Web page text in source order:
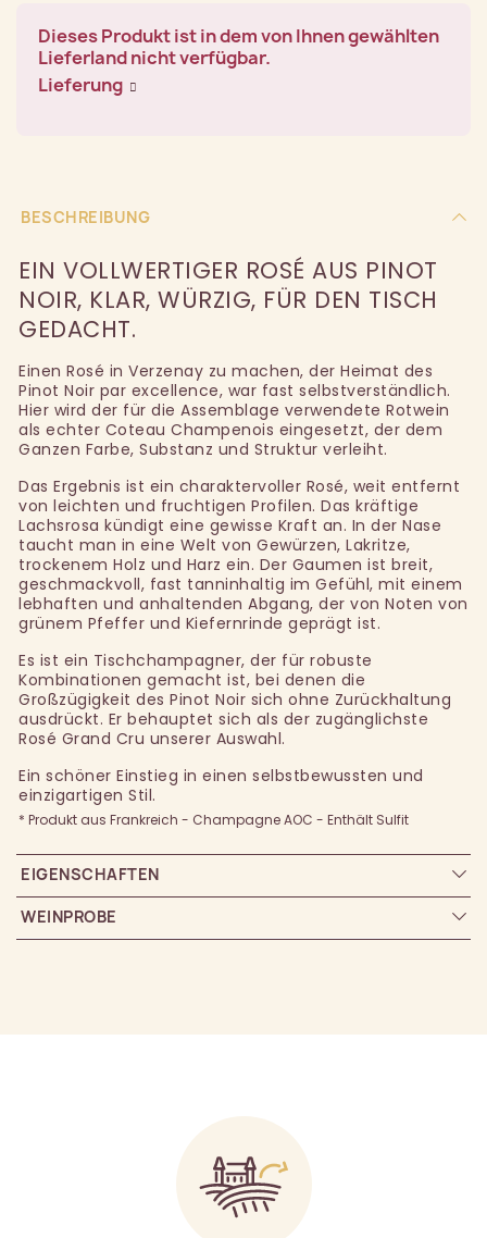
Dieses Produkt ist in dem von Ihnen gewählten
Lieferland nicht verfügbar.
Lieferung
BESCHREIBUNG
EIN VOLLWERTIGER ROSÉ AUS PINOT
NOIR, KLAR, WÜRZIG, FÜR DEN TISCH
GEDACHT.
Einen Rosé in Verzenay zu machen, der Heimat des
Pinot Noir par excellence, war fast selbstverständlich.
Hier wird der für die Assemblage verwendete Rotwein
als echter Coteau Champenois eingesetzt, der dem
Ganzen Farbe, Substanz und Struktur verleiht.
Das Ergebnis ist ein charaktervoller Rosé, weit entfernt
von leichten und fruchtigen Profilen. Das kräftige
Lachsrosa kündigt eine gewisse Kraft an. In der Nase
taucht man in eine Welt von Gewürzen, Lakritze,
trockenem Holz und Harz ein. Der Gaumen ist breit,
geschmackvoll, fast tanninhaltig im Gefühl, mit einem
lebhaften und anhaltenden Abgang, der von Noten von
grünem Pfeffer und Kiefernrinde geprägt ist.
Es ist ein Tischchampagner, der für robuste
Kombinationen gemacht ist, bei denen die
Großzügigkeit des Pinot Noir sich ohne Zurückhaltung
ausdrückt. Er behauptet sich als der zugänglichste
Rosé Grand Cru unserer Auswahl.
Ein schöner Einstieg in einen selbstbewussten und
einzigartigen Stil.
* Produkt aus Frankreich - Champagne AOC - Enthält Sulfit
EIGENSCHAFTEN
WEINPROBE